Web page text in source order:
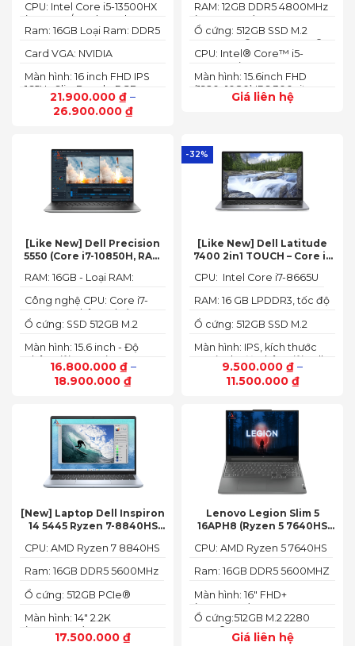
16GB, 512GB, RTX 4050 6GB,
21.900.000 ₫ –
26.900.000 ₫
Màn hình: 16 inch FHD IPS
165Hz SlimBezel, sRGB
100%, Acer ComfyView,
500 nits
Card VGA: NVIDIA
(140W)
Ram: 16GB Loại Ram: DDR5
CPU: Intel Core i5-13500HX
(14 Cores/ 20 Threads, up
to 4.70 GHz, 24MB)
3050 6GB, 15.6″ FHD 144Hz)
Giá liên hệ
Màn hình: 15.6inch FHD
(1920x1080) IPS 300nits
Anti-glare, 100%sRGB,
CPU: Intel® Core™ i5-
12450HX (2.00GHz up to
4.40GHz, 12MB Cache)
Ổ cứng: 512GB SSD M.2
2242 PCIe® 4.0x4 NVMe®
RAM: 12GB DDR5 4800MHz
(up to 32GB)
[Like New] Dell Precision
5550 (Core i7-10850H, RAM
Quadro T1000 4G, Màn
15.6” FHD+)
16.800.000 ₫–
18.900.000 ₫
Màn hình: 15.6 inch - Độ
phân giải: FHD+ (1920 x
1200 px)
Ổ cứng: SSD 512GB M.2
Công nghệ CPU: Core i7-
10750H, 6 nhân, 12 luồng
RAM: 16GB - Loại RAM:
-32%
[Like New] Dell Latitude
7400 2in1 TOUCH – Core i7
màn hình 14 inch FHD Cảm
9.500.000 ₫ –
11.500.000 ₫
Màn hình: IPS, kích thước
14.0 inch, độ phân giải Full
HD (1920 x 1080)
Ổ cứng: 512GB SSD M.2
RAM: 16 GB LPDDR3, tốc độ
CPU: Intel Core i7-8665U
[New] Laptop Dell Inspiron
14 5445 Ryzen 7-8840HS
Radeon 780M Màn 14inch
17.500.000 ₫
Màn hình: 14" 2.2K
(2240X1400)
Ổ cứng: 512GB PCIe®
Ram: 16GB DDR5 5600MHz
CPU: AMD Ryzen 7 8840HS
Lenovo Legion Slim 5
16APH8 (Ryzen 5 7640HS
4060 16″ FHD+ 144Hz)
Giá liên hệ
Ổ cứng:512GB M.2 2280
PCIe® 4.0 x4 SSD
Màn hình: 16" FHD+
(1920x1200) IPS
Ram: 16GB DDR5 5600MHZ
CPU: AMD Ryzen 5 7640HS